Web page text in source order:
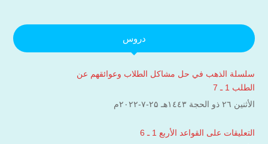
دروس
سلسلة الذهب في حل مشاكل الطلاب وعوائقهم عن
الطلب 1 ـ 7
الأثنين ۲٦ ذو الحجة ۱٤٤۳هـ ۲۵-۷-۲۰۲۲م
التعليقات على القواعد الأربع 1 ـ 6